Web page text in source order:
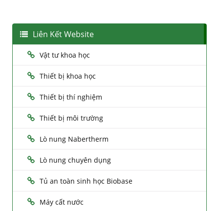
Liên Kết Website
Vật tư khoa học
Thiết bị khoa học
Thiết bị thí nghiệm
Thiết bị môi trường
Lò nung Nabertherm
Lò nung chuyên dụng
Tủ an toàn sinh học Biobase
Máy cất nước